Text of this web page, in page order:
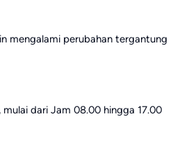
mengalami perubahan tergantung
dari Jam 08.00 hingga 17.00